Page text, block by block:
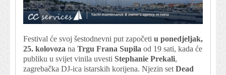
Festival će svoj šestodnevni put započeti u ponedjeljak,
25. kolovoza na Trgu Frana Supila od 19 sati, kada će
publiku u svijet vinila uvesti Stephanie Prekali,
zagrebačka DJ-ica istarskih korijena. Njezin set Dead